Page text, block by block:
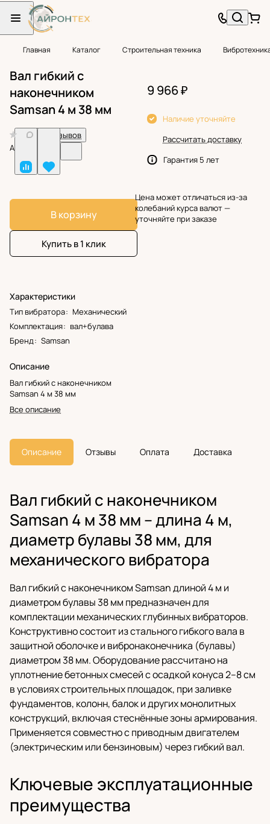
Главная Каталог Строительная техника
Вал гибкий с
наконечником
Samsan 4 м 38 мм
Нет отзывов
Арт.
В корзину
Купить в 1 клик
Характеристики
Тип вибратора: Механический
Комплектация: вал+булава
Бренд: Samsan
Описание
Вал гибкий с наконечником
Samsan 4 м 38 мм
Все описание
9 966 ₽
Наличие уточняйте
Рассчитать доставку
Гарантия 5 лет
Цена может отличаться из-за
колебаний курса валют —
уточняйте при заказе
Описание Отзывы Оплата Доставка
Вал гибкий с наконечником
Samsan 4 м 38 мм – длина 4 м,
диаметр булавы 38 мм, для
механического вибратора
Вал гибкий с наконечником Samsan длиной 4 м и
диаметром булавы 38 мм предназначен для
комплектации механических глубинных вибраторов.
Конструктивно состоит из стального гибкого вала в
защитной оболочке и вибронаконечника (булавы)
диаметром 38 мм. Оборудование рассчитано на
уплотнение бетонных смесей с осадкой конуса 2–8 см
в условиях строительных площадок, при заливке
фундаментов, колонн, балок и других монолитных
конструкций, включая стеснённые зоны армирования.
Применяется совместно с приводным двигателем
(электрическим или бензиновым) через гибкий вал.
Ключевые эксплуатационные
преимущества